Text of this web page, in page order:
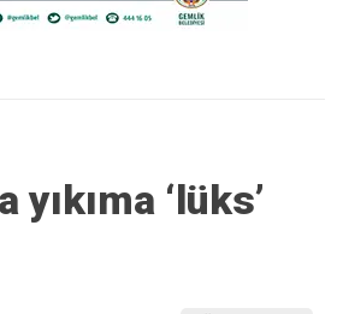
yıkıma ‘lüks’